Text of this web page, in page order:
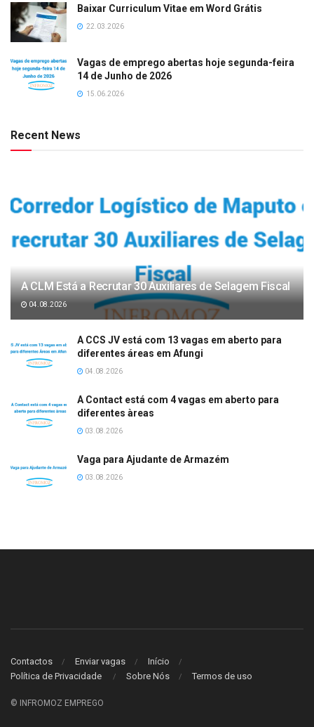
Baixar Curriculum Vitae em Word Grátis
22.03.2026
Vagas de emprego abertas hoje segunda-feira
14 de Junho de 2026
15.06.2026
Recent News
A CLM Está a Recrutar 30 Auxiliares de Selagem Fiscal
04.08.2026
A CCS JV está com 13 vagas em aberto para
diferentes áreas em Afungi
04.08.2026
A Contact está com 4 vagas em aberto para
diferentes àreas
03.08.2026
Vaga para Ajudante de Armazém
03.08.2026
Contactos Enviar vagas
Início
Política de Privacidade
Sobre Nós Termos de uso
© INFROMOZ EMPREGO